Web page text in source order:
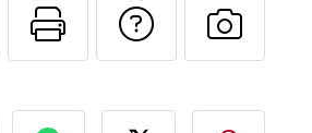
Enviar esta receita
Imprima esta
Falar
Fez